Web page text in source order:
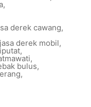
,
derek cawang,
jasa derek mobil,
,
,
bulus,
,